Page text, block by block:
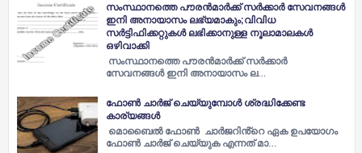
സംസ്ഥാനത്തെ പൗരന്‍മാര്‍ക്ക് സര്‍ക്കാര്‍ സേവനങ്ങള്‍
ഇനി അനായാസം ലഭ്യമാകും;വിവിധ
സര്‍ട്ടിഫിക്കറ്റുകള്‍ ലഭിക്കാനുള്ള നൂലാമാലകള്‍
ഒഴിവാക്കി
സംസ്ഥാനത്തെ പൗരന്‍മാര്‍ക്ക് സര്‍ക്കാര്‍
സേവനങ്ങള്‍ ഇനി അനായാസം ല…
ഫോൺ ചാർജ് ചെയ്യുമ്പോൾ ശ്രദ്ധിക്കേണ്ട
കാര്യങ്ങൾ
മൊബൈൽ ഫോൺ ചാർജറിൻ്റെ ഏക ഉപയോഗം
ഫോൺ ചാർജ് ചെയ്യുക എന്നത് മാ…